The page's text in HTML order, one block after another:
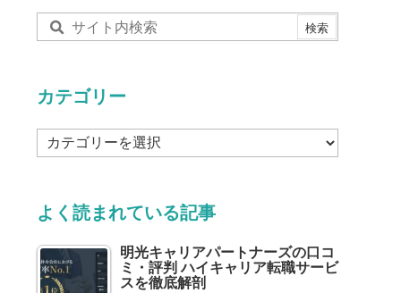
カテゴリー
カ
テ
ー
よく読まれている記事
明光キャリアパートナーズの口コ
ミ・評判 ハイキャリア転職サービ
スを徹底解剖